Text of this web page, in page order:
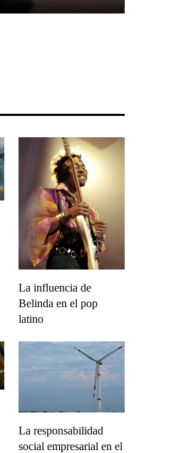
La influencia de
Belinda en el pop
latino
La responsabilidad
social empresarial en el